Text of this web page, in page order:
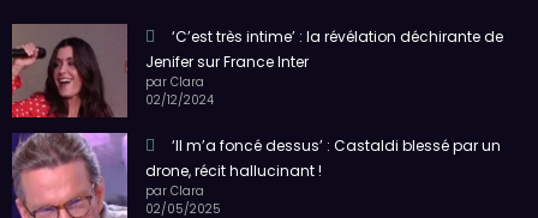
‘Il m’a foncé dessus’ : Castaldi blessé par un
drone, récit hallucinant !
‘Je me suis mise à genoux’ : Marianne James et
la voix céleste de Miss Dominique